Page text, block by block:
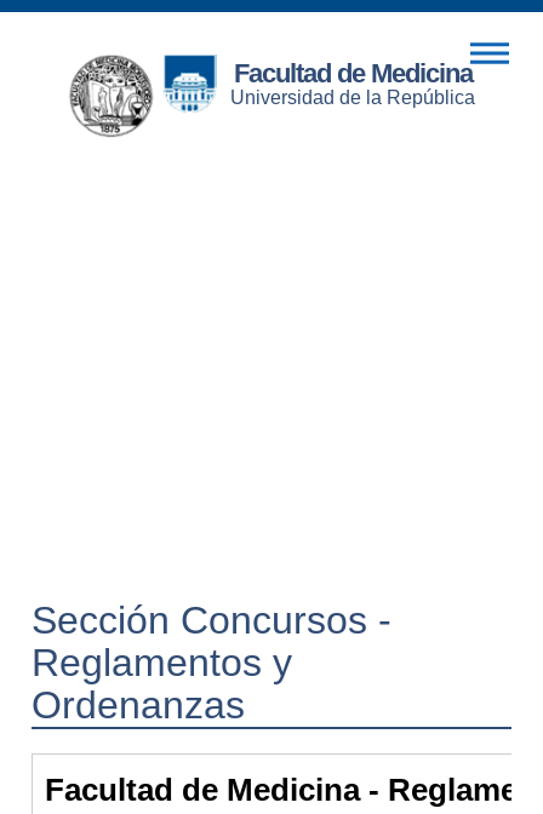
Facultad de Medicina
Universidad de la República
Sección Concursos -
Reglamentos y
Ordenanzas
Facultad de Medicina -